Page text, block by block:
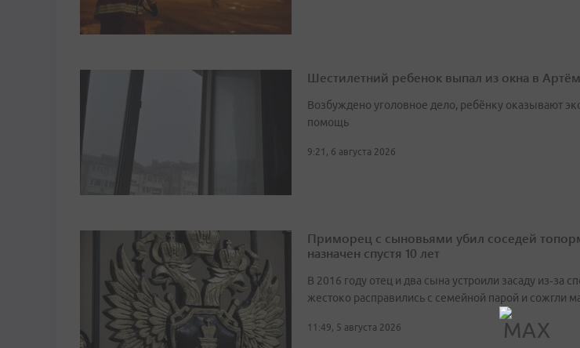
Шестилетний ребенок выпал из окна в
Возбуждено уголовное дело, ребёнку оказывают
помощь
9:21, 6 августа 2026
Приморец с сыновьями убил соседей
назначен спустя 10 лет
В 2016 году отец и два сына устроили засаду из‑за
жестоко расправились с семейной парой и сожгли
11:49, 5 августа 2026